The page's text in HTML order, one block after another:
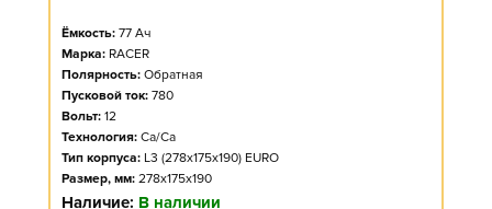
Ёмкость: 77 Ач
Марка: RACER
Полярность: Обратная
Пусковой ток: 780
Вольт: 12
Технология: Ca/Ca
Тип корпуса: L3 (278x175x190) EURO
Размер, мм: 278x175x190
Наличие: В наличии